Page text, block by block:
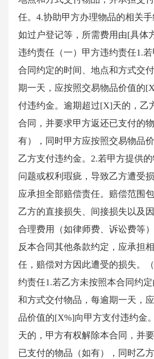
任。4.协助甲方办理物品的相关手
如过户登记等，所需费用由[具体
违约责任（一）甲方违约责任1.
合同约定的时间、地点和方式交
期一天，应按照交易物品价值的
付违约金。逾期超过[X]天的，乙
合同，并要求甲方返还已支付的
有），同时甲方应按照交易物品
乙方支付违约金。2.若甲方提供
问题或权利瑕疵，导致乙方遭受
应承担全部赔偿责任。赔偿范围
乙方的直接损失、间接损失以及
合理费用（如律师费、诉讼费等
反本合同其他条款约定，应承担
任，赔偿对方因此遭受的损失。
约责任1.若乙方未按照本合同约
和方式交付物品，每逾期一天，
品价值的[X%]向甲方支付违约金
天的，甲方有权解除本合同，并
已支付的物品（如有），同时乙